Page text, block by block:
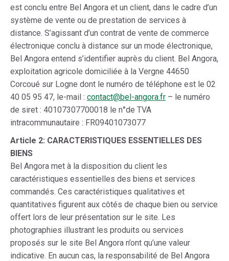
est conclu entre Bel Angora et un client, dans le cadre d’un
système de vente ou de prestation de services à
distance. S’agissant d’un contrat de vente de commerce
électronique conclu à distance sur un mode électronique,
Bel Angora entend s’identifier auprès du client. Bel Angora,
exploitation agricole domiciliée à la Vergne 44650
Corcoué sur Logne dont le numéro de téléphone est le 02
40 05 95 47, le-mail : contact@bel-angora.fr – le numéro
de siret : 40107307700018 le n°de TVA
intracommunautaire : FR09401073077
Article 2: CARACTERISTIQUES ESSENTIELLES DES
BIENS
Bel Angora met à la disposition du client les
caractéristiques essentielles des biens et services
commandés. Ces caractéristiques qualitatives et
quantitatives figurent aux côtés de chaque bien ou service
offert lors de leur présentation sur le site. Les
photographies illustrant les produits ou services
proposés sur le site Bel Angora n’ont qu’une valeur
indicative. En aucun cas, la responsabilité de Bel Angora